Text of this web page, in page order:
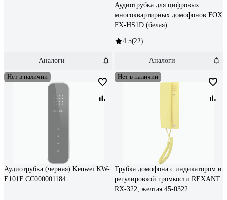
Аналоги
Аудиотрубка для цифровых
многоквартирных домофонов FOX
FX-HS1D (белая)
4.5(22)
Аналоги
Нет в наличии
Аудиотрубка (черная) Kenwei KW-
E101F CC000001184
Нет в наличии
Трубка домофона с индикатором и
регулировкой громкости REXANT
RX-322, желтая 45-0322